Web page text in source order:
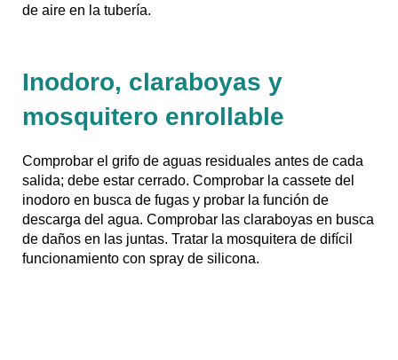
de aire en la tubería.
Inodoro, claraboyas y
mosquitero enrollable
Comprobar el grifo de aguas residuales antes de cada
salida; debe estar cerrado. Comprobar la cassete del
inodoro en busca de fugas y probar la función de
descarga del agua. Comprobar las claraboyas en busca
de daños en las juntas. Tratar la mosquitera de difícil
funcionamiento con spray de silicona.